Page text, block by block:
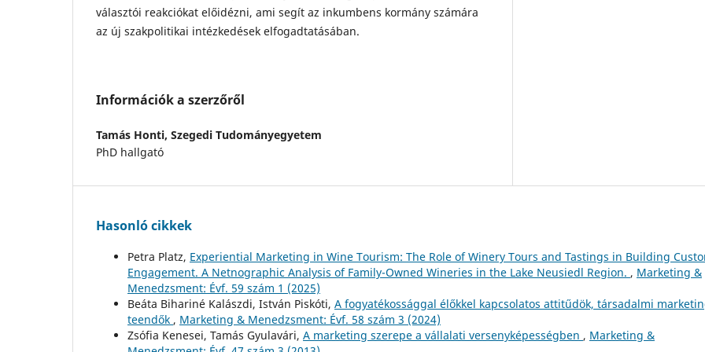
választói reakciókat előidézni, ami segít az inkumbens kormány számára
az új szakpolitikai intézkedések elfogadtatásában.
Információk a szerzőről
Tamás Honti, Szegedi Tudományegyetem
PhD hallgató
Hasonló cikkek
Petra Platz, Experiential Marketing in Wine Tourism: The Role of Winery Tours and Tastings in Building
Engagement. A Netnographic Analysis of Family-Owned Wineries in the Lake Neusiedl Region. , Marketing &
Menedzsment: Évf. 59 szám 1 (2025)
Beáta Bihariné Kalászdi, István Piskóti, A fogyatékossággal élőkkel kapcsolatos attitűdök, társadalmi
teendők , Marketing & Menedzsment: Évf. 58 szám 3 (2024)
Zsófia Kenesei, Tamás Gyulavári, A marketing szerepe a vállalati versenyképességben , Marketing &